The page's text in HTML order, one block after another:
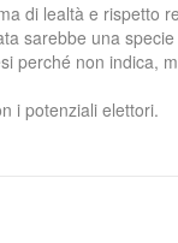
di lealtà e rispetto
sarebbe una
perché non indica,
i potenziali elettori.